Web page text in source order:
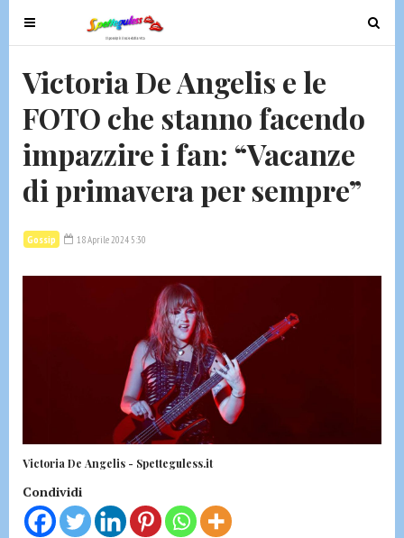
T
o
g
l
e
n
v
g
t
T
o
t
Victoria De Angelis e le
FOTO che stanno facendo
impazzire i fan: “Vacanze
di primavera per sempre”
Gossip 18 Aprile 2024 5:30
Victoria De Angelis - Spetteguless.it
Condividi